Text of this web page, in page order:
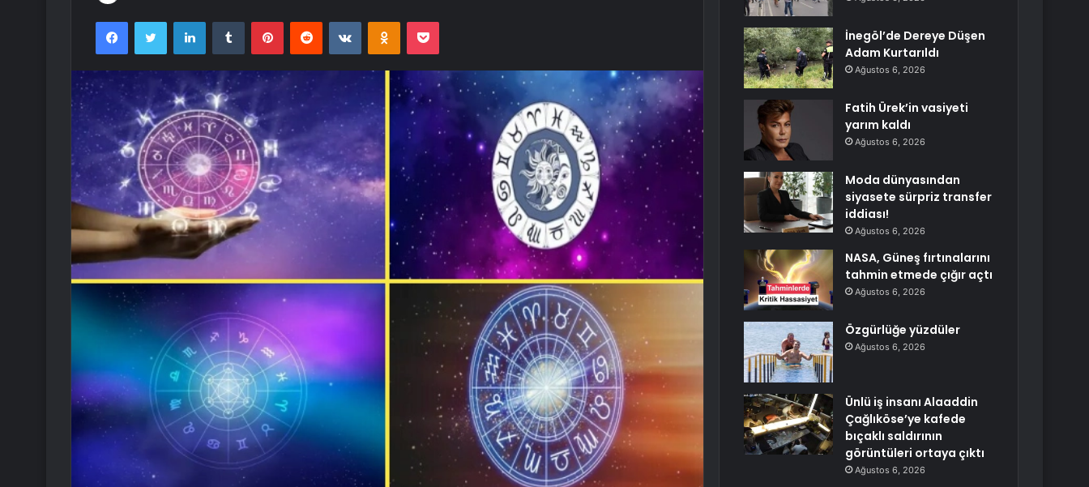
FacebookTwitter LinkedInTumblr PinterestReddit VKontakteOdnoklassniki
Pocket
İnegöl’de Dereye Düşen
Adam Kurtarıldı
Ağustos 6, 2026
Fatih Ürek’in vasiyeti
yarım kaldı
Ağustos 6, 2026
Moda dünyasından
siyasete sürpriz transfer
iddiası!
Ağustos 6, 2026
NASA, Güneş fırtınalarını
tahmin etmede çığır açtı
Ağustos 6, 2026
Özgürlüğe yüzdüler
Ağustos 6, 2026
Ünlü iş insanı Alaaddin
Çağlıköse’ye kafede
bıçaklı saldırının
görüntüleri ortaya çıktı
Ağustos 6, 2026